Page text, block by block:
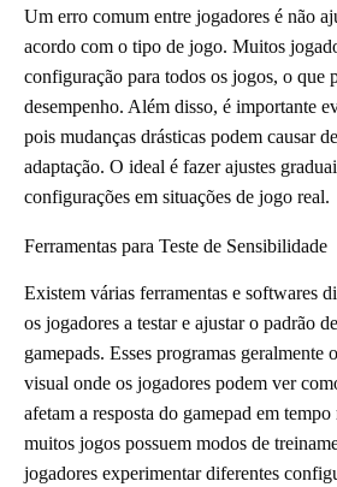
Um erro comum entre jogadores é não
acordo com o tipo de jogo. Muitos
configuração para todos os jogos, o que
desempenho. Além disso, é importante
pois mudanças drásticas podem causar
adaptação. O ideal é fazer ajustes
configurações em situações de jogo real.
Ferramentas para Teste de Sensibilidade
Existem várias ferramentas e softwares
os jogadores a testar e ajustar o padrão
gamepads. Esses programas geralmente
visual onde os jogadores podem ver
afetam a resposta do gamepad em
muitos jogos possuem modos de
jogadores experimentar diferentes